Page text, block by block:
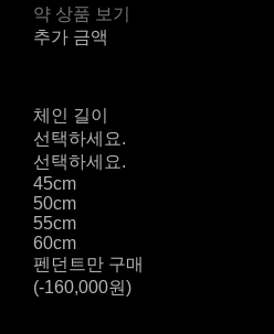
약 상품 보기
추가 금액
체인 길이
선택하세요.
선택하세요.
45cm
50cm
55cm
60cm
펜던트만 구매
(-160,000원)